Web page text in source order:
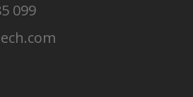
099